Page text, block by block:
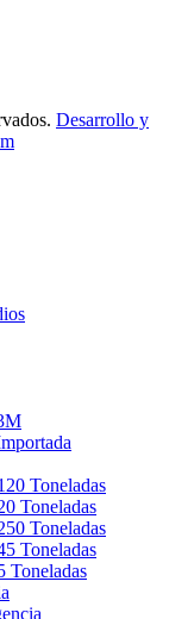
Desarrollo y
Toneladas
Toneladas
Toneladas
Toneladas
Toneladas